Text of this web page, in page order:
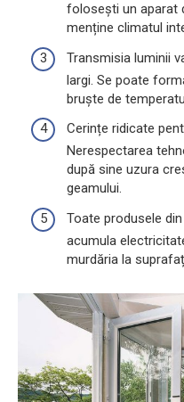
folosești un aparat
menține climatul
Transmisia luminii
largi. Se poate
bruște de
Cerințe ridicate
Nerespectarea
după sine uzura
geamului.
Toate produsele
acumula
murdăria la